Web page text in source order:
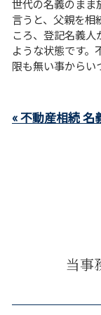
世代の名義のまま
言うと、父親を相
ころ、登記名義
ような状態です
限も無い事からい
« 不動産相続 名
当事